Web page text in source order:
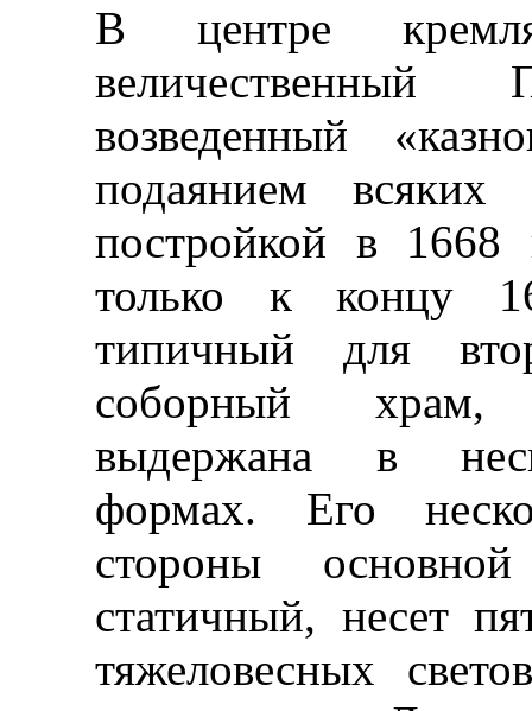
В центре
величественный
возведенный
подаянием
постройкой в 1668
только к концу
типичный для
соборный храм,
выдержана в
формах. Его
стороны
статичный, несет
тяжеловесных